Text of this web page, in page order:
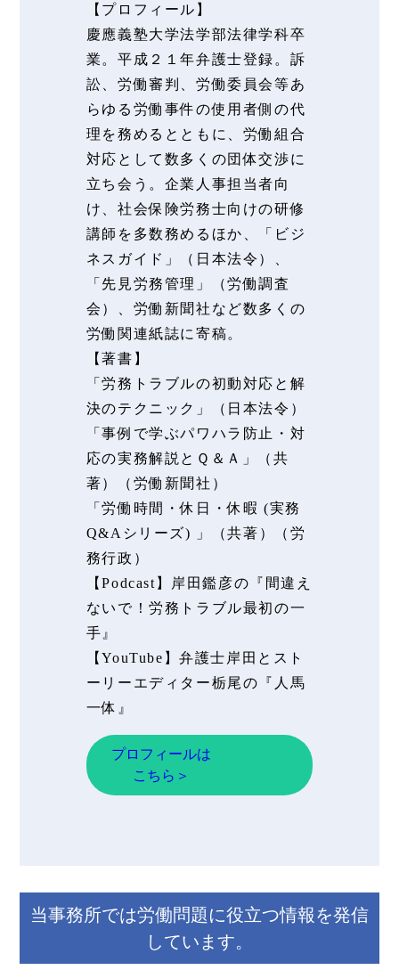
【プロフィール】
慶應義塾大学法学部法律学科卒
業。平成２１年弁護士登録。訴
訟、労働審判、労働委員会等あ
らゆる労働事件の使用者側の代
理を務めるとともに、労働組合
対応として数多くの団体交渉に
立ち会う。企業人事担当者向
け、社会保険労務士向けの研修
講師を多数務めるほか、「ビジ
ネスガイド」（日本法令）、
「先見労務管理」（労働調査
会）、労働新聞社など数多くの
労働関連紙誌に寄稿。
【著書】
「労務トラブルの初動対応と解
決のテクニック」（日本法令）
「事例で学ぶパワハラ防止・対
応の実務解説とＱ＆Ａ」（共
著）（労働新聞社）
「労働時間・休日・休暇 (実務
Q&Aシリーズ) 」（共著）（労
務行政）
【Podcast】岸田鑑彦の『間違え
ないで！労務トラブル最初の一
手』
【YouTube】弁護士岸田とスト
ーリーエディター栃尾の『人馬
一体』
プロフィールは
こちら＞
当事務所では労働問題に役立つ情報を発信
しています。